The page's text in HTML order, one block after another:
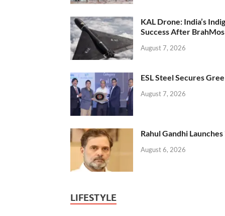
KAL Drone: India’s
Success After BrahMos
August 7, 2026
ESL Steel Secures
August 7, 2026
Rahul Gandhi
August 6, 2026
LIFESTYLE